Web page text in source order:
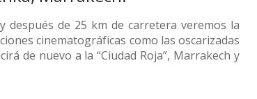
después de 25 km de carretera veremos la
cinematográficas como las oscarizadas
de nuevo a la “Ciudad Roja”, Marrakech y